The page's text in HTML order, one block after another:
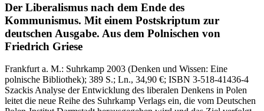
Der Liberalismus nach dem Ende des
Kommunismus. Mit einem Postskriptum zur
deutschen Ausgabe. Aus dem Polnischen von
Friedrich Griese
Frankfurt a. M.: Suhrkamp 2003 (Denken und Wissen: Eine
polnische Bibliothek); 389 S.; Ln., 34,90 €; ISBN 3-518-41436-4
Szackis Analyse der Entwicklung des liberalen Denkens in Polen
leitet die neue Reihe des Suhrkamp Verlags ein, die vom Deutschen